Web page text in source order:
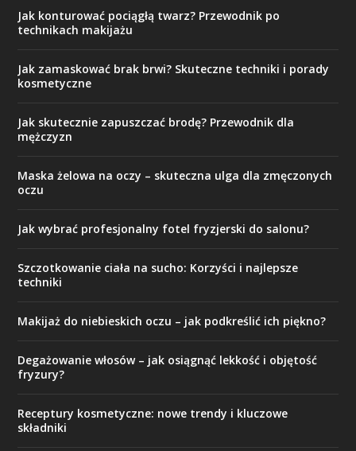
Jak konturować pociągłą twarz? Przewodnik po
technikach makijażu
Jak zamaskować brak brwi? Skuteczne techniki i porady
kosmetyczne
Jak skutecznie zapuszczać brodę? Przewodnik dla
mężczyzn
Maska żelowa na oczy – skuteczna ulga dla zmęczonych
oczu
Jak wybrać profesjonalny fotel fryzjerski do salonu?
Szczotkowanie ciała na sucho: Korzyści i najlepsze
techniki
Makijaż do niebieskich oczu – jak podkreślić ich piękno?
Degażowanie włosów – jak osiągnąć lekkość i objętość
fryzury?
Receptury kosmetyczne: nowe trendy i kluczowe
składniki